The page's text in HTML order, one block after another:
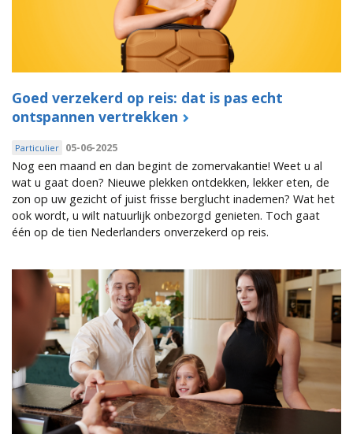
Goed verzekerd op reis: dat is pas echt
ontspannen vertrekken
Particulier 05-06-2025
Nog een maand en dan begint de zomervakantie! Weet u al
wat u gaat doen? Nieuwe plekken ontdekken, lekker eten, de
zon op uw gezicht of juist frisse berglucht inademen? Wat het
ook wordt, u wilt natuurlijk onbezorgd genieten. Toch gaat
één op de tien Nederlanders onverzekerd op reis.